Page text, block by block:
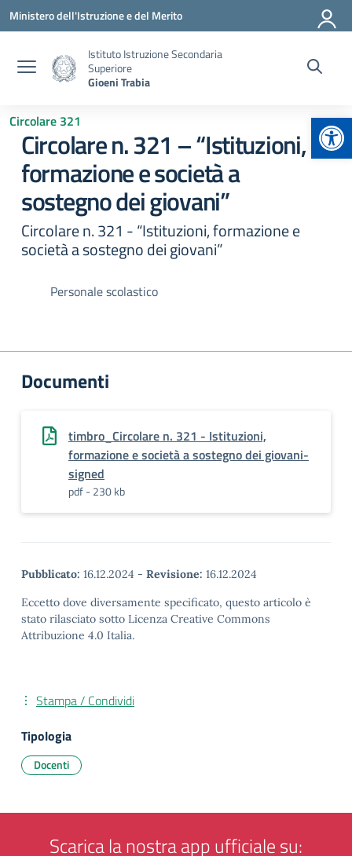
Vai ai contenuti
Vai al menu di navigazione
Vai al footer
Ministero dell'Istruzione e del Merito
Istituto Istruzione Secondaria
Superiore
Gioeni Trabia
Circolare 321
Circolare n. 321 – “Istituzioni,
formazione e società a
sostegno dei giovani”
Circolare n. 321 - “Istituzioni, formazione e
società a sostegno dei giovani”
Personale scolastico
Documenti
timbro_Circolare n. 321 - Istituzioni,
formazione e società a sostegno dei giovani-
signed
pdf - 230 kb
Pubblicato: 16.12.2024 - Revisione: 16.12.2024
Eccetto dove diversamente specificato, questo articolo è
stato rilasciato sotto Licenza Creative Commons
Attribuzione 4.0 Italia.
Stampa / Condividi
Tipologia
Docenti
Scarica la nostra app ufficiale su: